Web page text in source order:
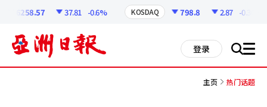
6258.57 37.81 -0.6% KOSDAQ 798.8 2.87 -0.36%
登录 搜 all
主页 热门话题